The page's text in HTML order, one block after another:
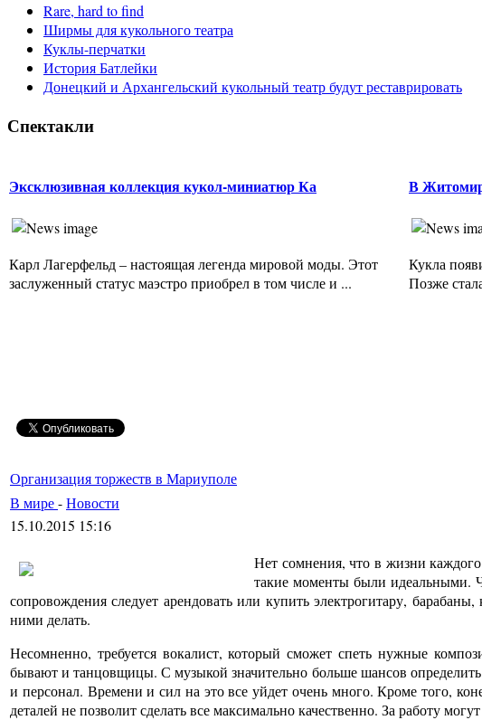
Rare, hard to find
Ширмы для кукольного театра
Куклы-перчатки
История Батлейки
Донецкий и Архангельский кукольный театр будут реставрировать
Спектакли
Эксклюзивная коллекция кукол-миниатюр Ка
Карл Лагерфельд – настоящая легенда мировой моды. Этот
заслуженный статус маэстро приобрел в том числе и ...
В
Кукла
Позже
Организация торжеств в Мариуполе
В мире-Новости
15.10.2015 15:16
Нет сомнения, что в жизни каждого
такие моменты были идеальными.
сопровождения следует арендовать или купить электрогитару,
ними делать.
Несомненно, требуется вокалист, который сможет спеть нужные
бывают и танцовщицы. С музыкой значительно больше шансов определить
и персонал. Времени и сил на это все уйдет очень много. Кроме того,
деталей не позволит сделать все максимально качественно. За работу